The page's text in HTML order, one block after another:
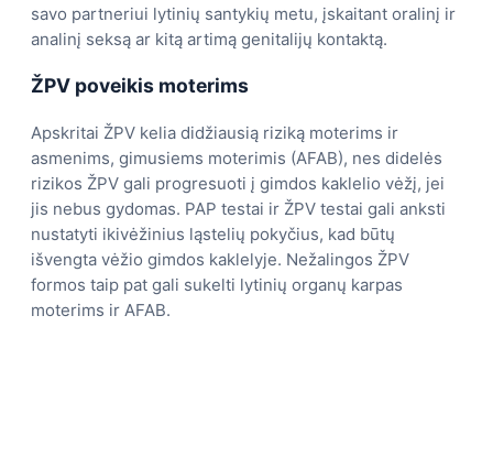
savo partneriui lytinių santykių metu, įskaitant oralinį ir
analinį seksą ar kitą artimą genitalijų kontaktą.
ŽPV poveikis moterims
Apskritai ŽPV kelia didžiausią riziką moterims ir
asmenims, gimusiems moterimis (AFAB), nes didelės
rizikos ŽPV gali progresuoti į gimdos kaklelio vėžį, jei
jis nebus gydomas. PAP testai ir ŽPV testai gali anksti
nustatyti ikivėžinius ląstelių pokyčius, kad būtų
išvengta vėžio gimdos kaklelyje. Nežalingos ŽPV
formos taip pat gali sukelti lytinių organų karpas
moterims ir AFAB.